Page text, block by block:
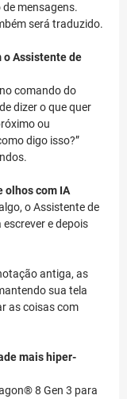
mensagens.
será traduzido.
o Assistente de
comando do
dizer o que quer
ou
digo isso?”
olhos com IA
o Assistente de
e depois
antiga, as
sua tela
as coisas com
mais hiper-
8 Gen 3 para